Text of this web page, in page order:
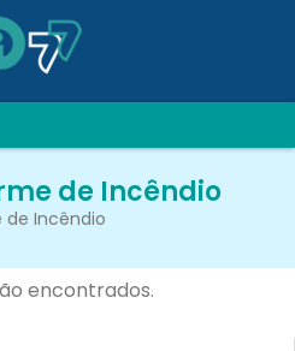
de Incêndio
de Incêndio
encontrados.